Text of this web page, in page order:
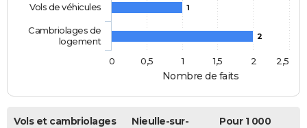
Nombre de faits
1
2
Vols de véhicules
Cambriolages de
logement
0
0,5 1 1,5 2 2,5
Vols et cambriolages
Nieulle-sur-
Pour 1 000